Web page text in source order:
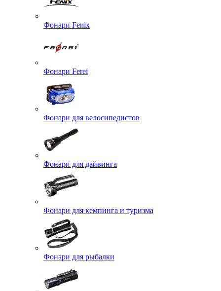
Фонари Fenix
Фонари Ferei
Фонари для велосипедистов
Фонари для дайвинга
Фонари для кемпинга и туризма
Фонари для рыбалки